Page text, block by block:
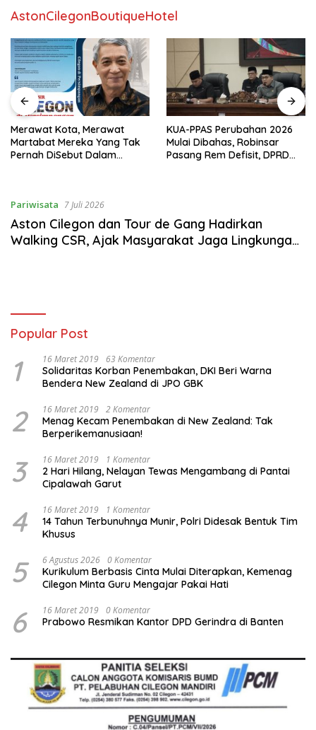
AstonCilegonBoutiqueHotel
Merawat Kota, Merawat
Martabat Mereka Yang Tak
Pernah DiSebut Dalam
KUA-PPAS Perubahan 2026
Mulai Dibahas, Robinsar
Pasang Rem Defisit, DPRD
Pariwisata 7 Juli 2026
Aston Cilegon dan Tour de Gang Hadirkan
Walking CSR, Ajak Masyarakat Jaga Lingkungan
Popular Post
1 16 Maret 2019 63 Komentar
Solidaritas Korban Penembakan, DKI Beri Warna
Bendera New Zealand di JPO GBK
2 16 Maret 2019 2 Komentar
Menag Kecam Penembakan di New Zealand: Tak
Berperikemanusiaan!
3 16 Maret 2019 1 Komentar
2 Hari Hilang, Nelayan Tewas Mengambang di Pantai
Cipalawah Garut
4 16 Maret 2019 1 Komentar
14 Tahun Terbunuhnya Munir, Polri Didesak Bentuk Tim
Khusus
5 6 Agustus 2026 0 Komentar
Kurikulum Berbasis Cinta Mulai Diterapkan, Kemenag
Cilegon Minta Guru Mengajar Pakai Hati
6 16 Maret 2019 0 Komentar
Prabowo Resmikan Kantor DPD Gerindra di Banten